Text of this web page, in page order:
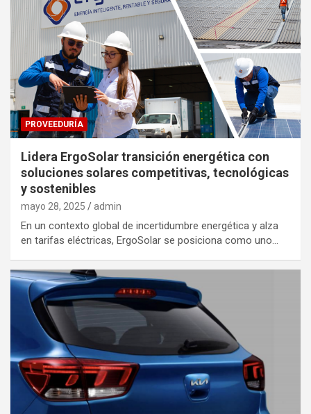
PROVEEDURÍA
Lidera ErgoSolar transición energética con
soluciones solares competitivas, tecnológicas
y sostenibles
mayo 28, 2025 admin
En un contexto global de incertidumbre energética y alza
en tarifas eléctricas, ErgoSolar se posiciona como uno…